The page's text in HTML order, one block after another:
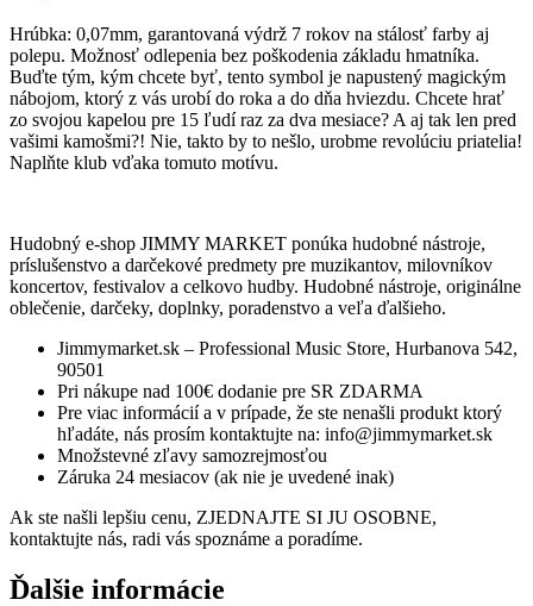
Hrúbka: 0,07mm, garantovaná výdrž 7 rokov na stálosť farby aj
polepu. Možnosť odlepenia bez poškodenia základu hmatníka.
Buďte tým, kým chcete byť, tento symbol je napustený magickým
nábojom, ktorý z vás urobí do roka a do dňa hviezdu. Chcete hrať
zo svojou kapelou pre 15 ľudí raz za dva mesiace? A aj tak len pred
vašimi kamošmi?! Nie, takto by to nešlo, urobme revolúciu priatelia!
Naplňte klub vďaka tomuto motívu.
Hudobný e-shop JIMMY MARKET ponúka hudobné nástroje,
príslušenstvo a darčekové predmety pre muzikantov, milovníkov
koncertov, festivalov a celkovo hudby. Hudobné nástroje, originálne
oblečenie, darčeky, doplnky, poradenstvo a veľa ďalšieho.
Jimmymarket.sk – Professional Music Store, Hurbanova 542,
90501
Pri nákupe nad 100€ dodanie pre SR ZDARMA
Pre viac informácií a v prípade, že ste nenašli produkt ktorý
hľadáte, nás prosím kontaktujte na: info@jimmymarket.sk
Množstevné zľavy samozrejmosťou
Záruka 24 mesiacov (ak nie je uvedené inak)
Ak ste našli lepšiu cenu, ZJEDNAJTE SI JU OSOBNE,
kontaktujte nás, radi vás spoznáme a poradíme.
Ďalšie informácie